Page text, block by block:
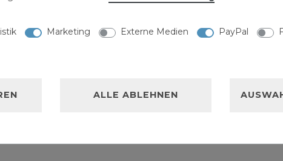
Interesse des
Eisenwerkstoffe
werden.
Gas- und
Marketing Externe Medien PayPal
ALLE ABLEHNEN